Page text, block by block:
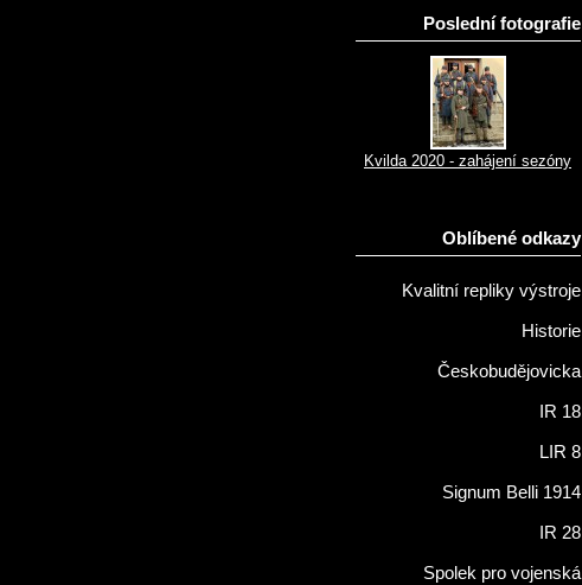
Poslední fotografie
Kvilda 2020 - zahájení sezóny
Oblíbené odkazy
Kvalitní repliky výstroje
Historie
Českobudějovicka
IR 18
LIR 8
Signum Belli 1914
IR 28
Spolek pro vojenská